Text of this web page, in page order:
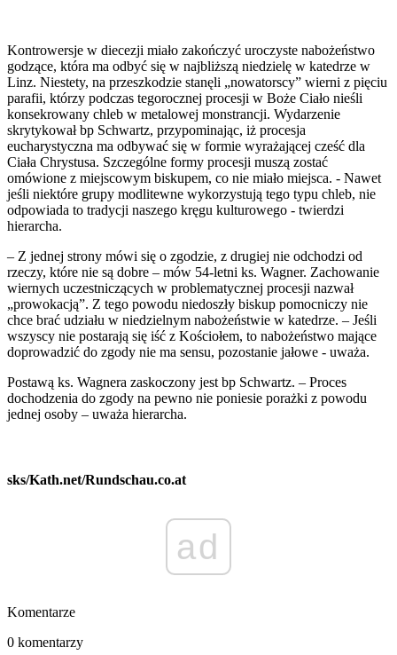
Kontrowersje w diecezji miało zakończyć uroczyste nabożeństwo
godzące, która ma odbyć się w najbliższą niedzielę w katedrze w
Linz. Niestety, na przeszkodzie stanęli „nowatorscy” wierni z pięciu
parafii, którzy podczas tegorocznej procesji w Boże Ciało nieśli
konsekrowany chleb w metalowej monstrancji. Wydarzenie
skrytykował bp Schwartz, przypominając, iż procesja
eucharystyczna ma odbywać się w formie wyrażającej cześć dla
Ciała Chrystusa. Szczególne formy procesji muszą zostać
omówione z miejscowym biskupem, co nie miało miejsca. - Nawet
jeśli niektóre grupy modlitewne wykorzystują tego typu chleb, nie
odpowiada to tradycji naszego kręgu kulturowego - twierdzi
hierarcha.
– Z jednej strony mówi się o zgodzie, z drugiej nie odchodzi od
rzeczy, które nie są dobre – mów 54-letni ks. Wagner. Zachowanie
wiernych uczestniczących w problematycznej procesji nazwał
„prowokacją”. Z tego powodu niedoszły biskup pomocniczy nie
chce brać udziału w niedzielnym nabożeństwie w katedrze. – Jeśli
wszyscy nie postarają się iść z Kościołem, to nabożeństwo mające
doprowadzić do zgody nie ma sensu, pozostanie jałowe - uważa.
Postawą ks. Wagnera zaskoczony jest bp Schwartz. – Proces
dochodzenia do zgody na pewno nie poniesie porażki z powodu
jednej osoby – uważa hierarcha.
sks/Kath.net/Rundschau.co.at
ad
Komentarze
0 komentarzy